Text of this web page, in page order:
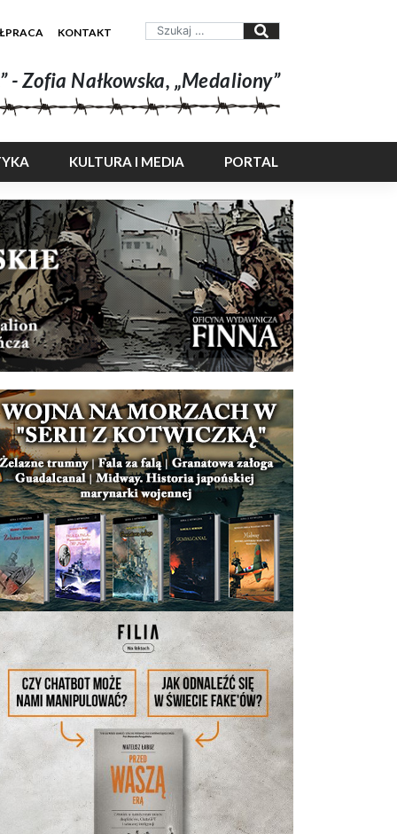
KONTAKT
Zofia Nałkowska, „Medaliony”
KULTURA I MEDIA PORTAL